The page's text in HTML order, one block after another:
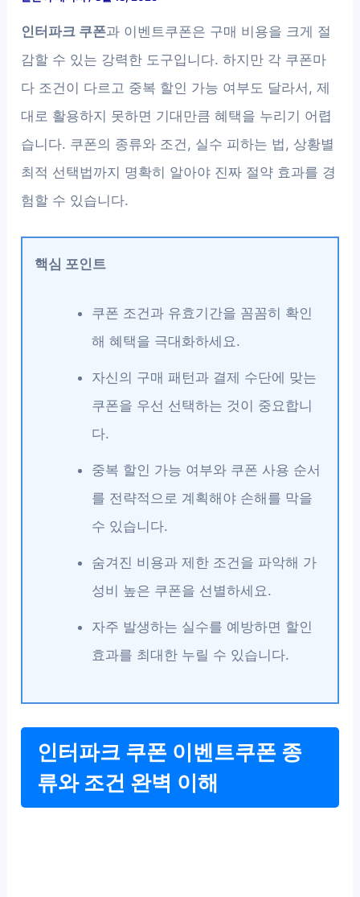
인터파크 쿠폰과 이벤트쿠폰은 구매 비용을 크게 절
감할 수 있는 강력한 도구입니다. 하지만 각 쿠폰마
다 조건이 다르고 중복 할인 가능 여부도 달라서, 제
대로 활용하지 못하면 기대만큼 혜택을 누리기 어렵
습니다. 쿠폰의 종류와 조건, 실수 피하는 법, 상황별
최적 선택법까지 명확히 알아야 진짜 절약 효과를 경
험할 수 있습니다.
핵심 포인트
쿠폰 조건과 유효기간을 꼼꼼히 확인
해 혜택을 극대화하세요.
자신의 구매 패턴과 결제 수단에 맞는
쿠폰을 우선 선택하는 것이 중요합니
다.
중복 할인 가능 여부와 쿠폰 사용 순서
를 전략적으로 계획해야 손해를 막을
수 있습니다.
숨겨진 비용과 제한 조건을 파악해 가
성비 높은 쿠폰을 선별하세요.
자주 발생하는 실수를 예방하면 할인
효과를 최대한 누릴 수 있습니다.
인터파크 쿠폰 이벤트쿠폰 종
류와 조건 완벽 이해